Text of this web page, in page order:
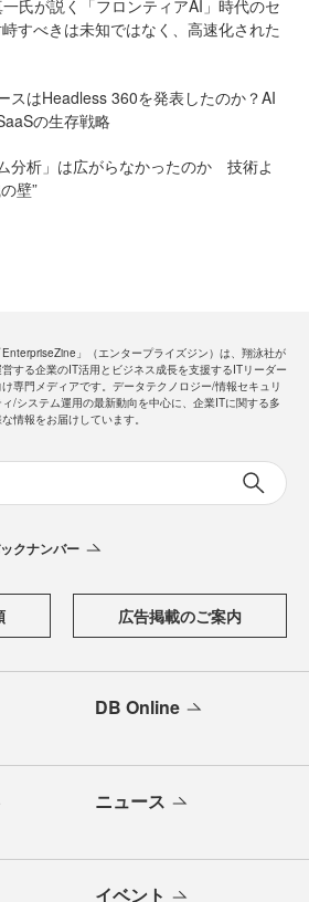
氏が説く「フロンティアAI」時代のセ
すべきは未知ではなく、高速化された
スはHeadless 360を発表したのか？AI
の生存戦略
分析」は広がらなかったのか 技術よ
壁”
EnterpriseZine」（エンタープライズジン）は、翔泳社が
する企業のIT活用とビジネス成長を支援するITリーダー
専門メディアです。データテクノロジー/情報セキュリ
ィ/システム運用の最新動向を中心に、企業ITに関する多
情報をお届けしています。
クナンバー
広告掲載のご案内
DB Online
ニュース
イベント